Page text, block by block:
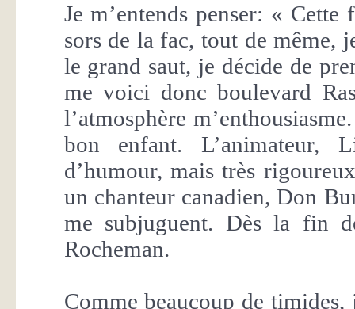
Je m’entends penser: «
sors de la fac, tout de même,
le grand saut, je décide de
me voici donc boulevard
l’atmosphère
bon enfant. L’animateur,
d’humour, mais très
un chanteur canadien, Don
me subjuguent. Dès la fin
Rocheman.
Comme beaucoup de